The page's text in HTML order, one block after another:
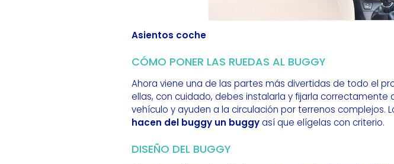
Asientos coche
CÓMO PONER LAS RUEDAS AL BUGGY
Ahora viene una de las partes más divertidas de todo el
ellas, con cuidado, debes instalarla y fijarla
vehículo y ayuden a la circulación por terrenos complejos.
hacen del buggy un buggyasí que elígelas con criterio.
DISEÑO DEL BUGGY